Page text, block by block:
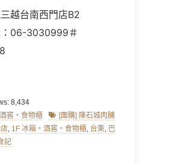
越台南西門店B2
06-3030999＃
8,434
窖‧食物櫃 Tags[團購] 陳石城肉脯
, 1F 冰箱‧酒窖‧食物櫃, 台東, 巴
記